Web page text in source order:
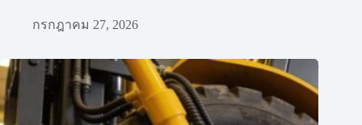
กรกฎาคม 27, 2026